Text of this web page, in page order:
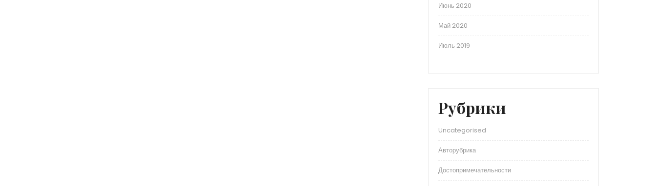
Июнь 2020
Май 2020
Июль 2019
Рубрики
Uncategorised
Авторубрика
Достопримечательности